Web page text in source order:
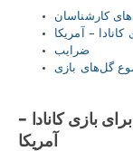
بینی
هاکی
iluha.is2003
0
کارشناسان
کانادا – آمریکا
ضرایب
گل‌های بازی
بازی کانادا –
آمریکا